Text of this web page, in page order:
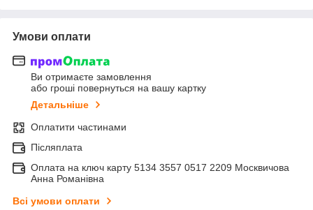
Умови оплати
Ви отримаєте замовлення
або гроші повернуться на вашу картку
Детальніше
Оплатити частинами
Післяплата
Оплата на ключ карту 5134 3557 0517 2209 Москвичова
Анна Романівна
Всі умови оплати